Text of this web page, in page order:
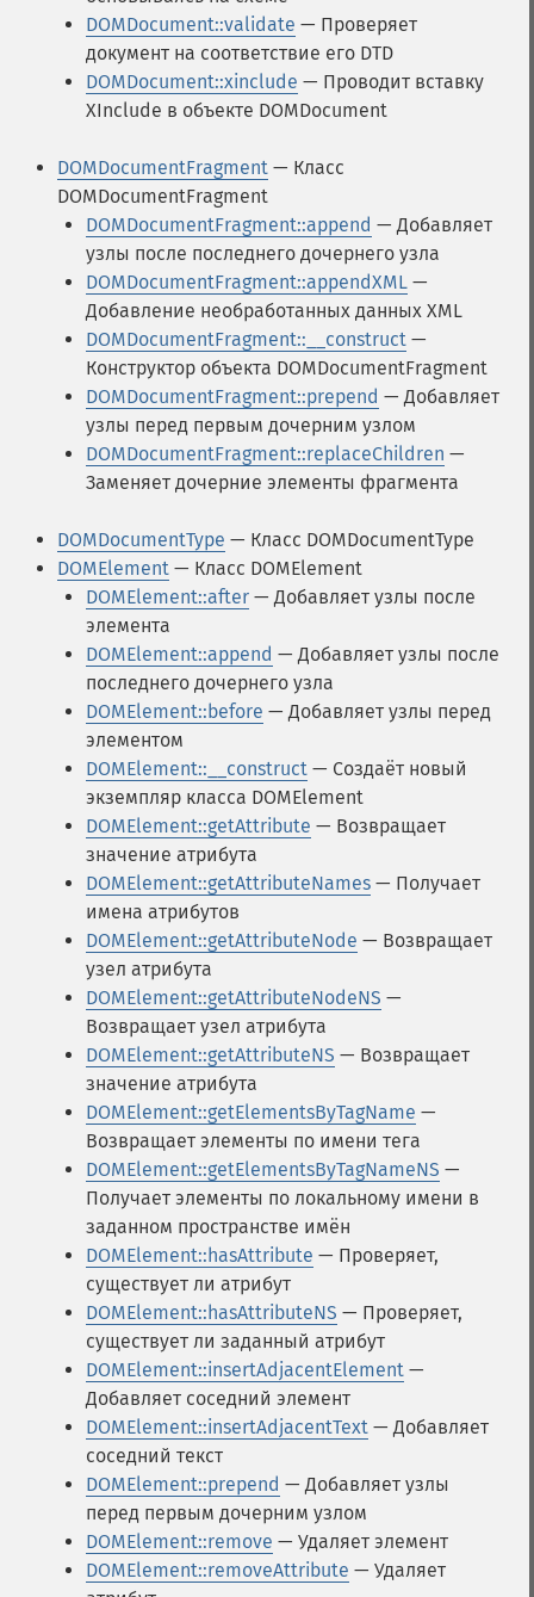
DOMDocument::validate — Проверяет
документ на соответствие его DTD
DOMDocument::xinclude — Проводит вставку
XInclude в объекте DOMDocument
DOMDocumentFragment — Класс
DOMDocumentFragment
DOMDocumentFragment::append — Добавляет
узлы после последнего дочернего узла
DOMDocumentFragment::appendXML —
Добавление необработанных данных XML
DOMDocumentFragment::__construct —
Конструктор объекта DOMDocumentFragment
DOMDocumentFragment::prepend — Добавляет
узлы перед первым дочерним узлом
DOMDocumentFragment::replaceChildren —
Заменяет дочерние элементы фрагмента
DOMDocumentType — Класс DOMDocumentType
DOMElement — Класс DOMElement
DOMElement::after — Добавляет узлы после
элемента
DOMElement::append — Добавляет узлы после
последнего дочернего узла
DOMElement::before — Добавляет узлы перед
элементом
DOMElement::__construct — Создаёт новый
экземпляр класса DOMElement
DOMElement::getAttribute — Возвращает
значение атрибута
DOMElement::getAttributeNames — Получает
имена атрибутов
DOMElement::getAttributeNode — Возвращает
узел атрибута
DOMElement::getAttributeNodeNS —
Возвращает узел атрибута
DOMElement::getAttributeNS — Возвращает
значение атрибута
DOMElement::getElementsByTagName —
Возвращает элементы по имени тега
DOMElement::getElementsByTagNameNS —
Получает элементы по локальному имени в
заданном пространстве имён
DOMElement::hasAttribute — Проверяет,
существует ли атрибут
DOMElement::hasAttributeNS — Проверяет,
существует ли заданный атрибут
DOMElement::insertAdjacentElement —
Добавляет соседний элемент
DOMElement::insertAdjacentText — Добавляет
соседний текст
DOMElement::prepend — Добавляет узлы
перед первым дочерним узлом
DOMElement::remove — Удаляет элемент
DOMElement::removeAttribute — Удаляет